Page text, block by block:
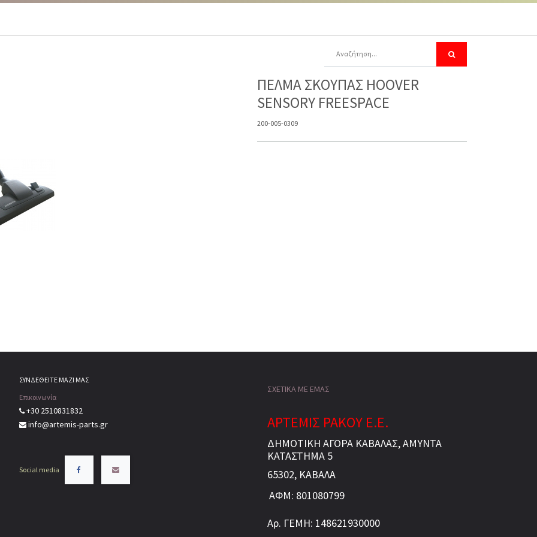
ΠΕΛΜΑ ΣΚΟΥΠΑΣ HOOVER
SENSORY FREESPACE
200-005-0309
ΣΥΝΔΕΘΕΙΤΕ ΜΑΖΙ ΜΑΣ
Επικοινωνία
+30 2510831832
info@artemis-parts.gr
Social media
ΣΧΕΤΙΚΑ ΜΕ ΕΜΑΣ
ΑΡΤΕΜΙΣ ΡΑΚΟΥ Ε.Ε.
ΔΗΜΟΤΙΚΗ ΑΓΟΡΑ ΚΑΒΑΛΑΣ, ΑΜΥΝΤΑ
ΚΑΤΑΣΤΗΜΑ 5
65302, ΚΑΒΑΛΑ
ΑΦΜ: 801080799
Αρ. ΓΕΜΗ: 148621930000